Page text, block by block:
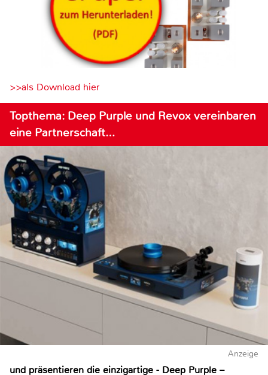
>>als Download hier
Topthema: Deep Purple und Revox vereinbaren
eine Partnerschaft…
Anzeige
und präsentieren die einzigartige - Deep Purple –